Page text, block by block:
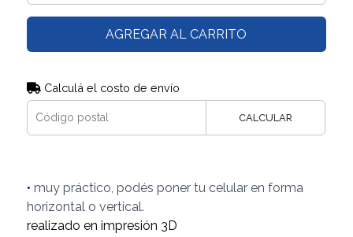
AGREGAR AL CARRITO
Calculá el costo de envío
CALCULAR
• muy práctico, podés poner tu celular en forma
horizontal o vertical.
realizado en impresión 3D